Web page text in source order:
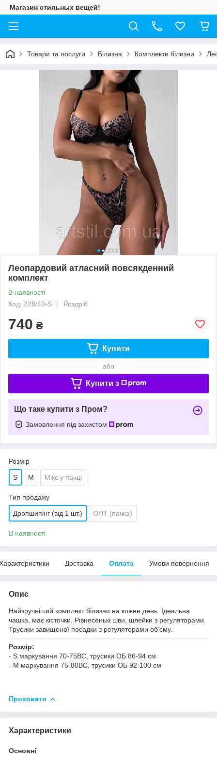
Магазин стильных вещей!
Товари та послуги Білизна Комплекти білизни
Леопардовий атласний повсякденний
комплект
В наявності
Код: 228/40-S
Роздріб
740 ₴
Купити
або
Купити з
Що таке купити з Пром?
Замовлення під захистом
Розмір
S M Мікс у пачці
Тип продажу
Дропшипінг (від 1 шт.) ОПТ (пачка)
В наявності
Доставка Оплата Умови повернення
Опис
Найзручніший комплект білизни на кожен день. Ідеальна
чашка, має кісточки. Рівнесенькі шви, шлейки з регуляторами.
Трусики завищеної посадки з регуляторами обʼєму.
Розмір:
- S маркування 70-75ВС, трусики ОБ 86-94 см
- M маркування 75-80ВС, трусики ОБ 92-100 см
Приховати
Характеристики
Основні